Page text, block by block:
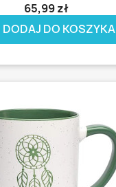
65,99 zł
DODAJ DO KOSZYKA